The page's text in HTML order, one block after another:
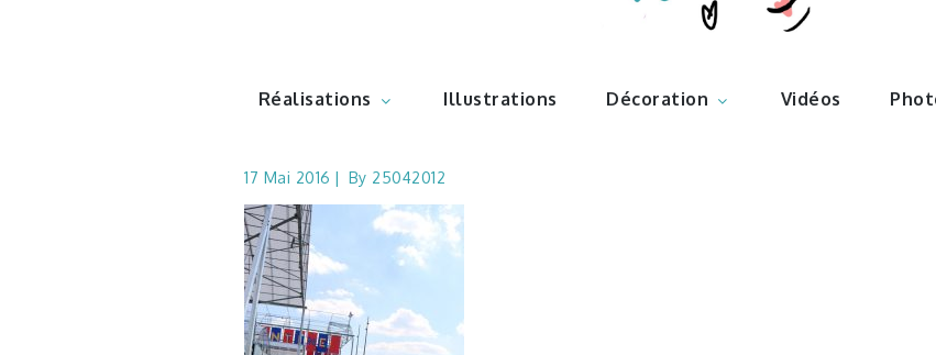
Illustrations –
Réalisations Illustrations Décoration Vidéos
17 Mai 2016 By 25042012